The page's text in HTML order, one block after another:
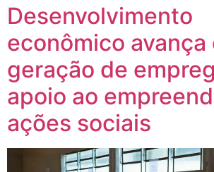
Desenvolvimento
econômico avança
geração de
apoio ao
ações sociais